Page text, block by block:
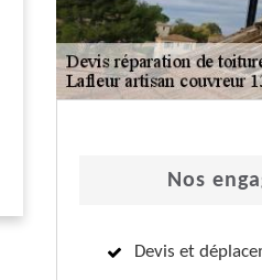
Nos
Devis et